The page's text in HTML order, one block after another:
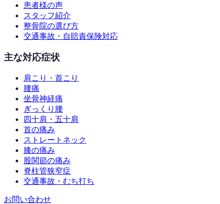
患者様の声
スタッフ紹介
整骨院の選び方
交通事故・自賠責保険対応
主な対応症状
肩こり・首こり
腰痛
坐骨神経痛
ぎっくり腰
四十肩・五十肩
首の痛み
ストレートネック
膝の痛み
股関節の痛み
脊柱管狭窄症
交通事故・むち打ち
お問い合わせ